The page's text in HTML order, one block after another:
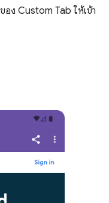
ง Custom Tab ให้เข้า